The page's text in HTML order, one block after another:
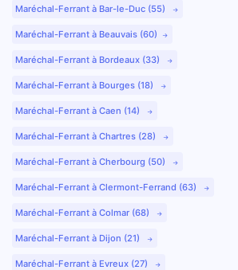
Maréchal-Ferrant à Bar-le-Duc (55)
Maréchal-Ferrant à Beauvais (60)
Maréchal-Ferrant à Bordeaux (33)
Maréchal-Ferrant à Bourges (18)
Maréchal-Ferrant à Caen (14)
Maréchal-Ferrant à Chartres (28)
Maréchal-Ferrant à Cherbourg (50)
Maréchal-Ferrant à Clermont-Ferrand (63)
Maréchal-Ferrant à Colmar (68)
Maréchal-Ferrant à Dijon (21)
Maréchal-Ferrant à Evreux (27)